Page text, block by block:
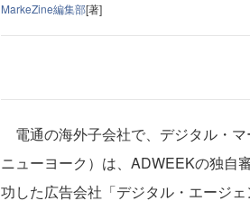
MarkeZine編集部[著]
電通の海外子会社で、デジタル・
ニューヨーク）は、ADWEEKの独自
功した広告会社「デジタル・エージ